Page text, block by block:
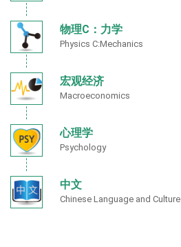
物理C：力学
Physics C:Mechanics
宏观经济
Macroeconomics
心理学
Psychology
中文
Chinese Language and Culture